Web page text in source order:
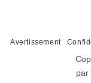
Avertissement
par